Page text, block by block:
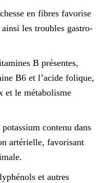
en fibres favorise
les troubles gastro-
B présentes,
B6 et l’acide folique,
et le métabolisme
contenu dans
artérielle, favorisant
et autres